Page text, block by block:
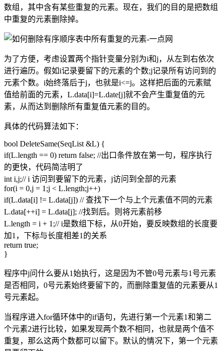
数组，其中含有某些重复的元素。现在，我们的目的是把数组
中重复的元素删除掉。
为了方便，考虑设置两个指针变量分别为i和j，从左到右依次
进行遍历。假如i记录要留下的元素的个数;j记录所有访问到的
元素个数。i始终落后于j，也就是i<=j。这样把后面的元素赋
值给前面的元素，L.data[i]=L.date[j]就不会产生重复值的元
素，从而达到删除所有重复值元素的目的。
具体的代码算法如下：
bool DeleteSame(SeqList &L) {
if(L.length == 0) return false; //出口条件放在第一句，程序执行
的更快，代码简洁明了
int i,j;// i 访问到要留下的元素，j访问到全部的元素
for(i = 0,j = 1;j < L.length;j++)
if(L.data[i] != L.data[j]) // 查找下一个与上个元素值不同的元素
L.data[++i] = L.data[j]; //找到后。则将元素前移
L.length = i + 1;// i是数组下标，从0开始，要反映数组的长度要
加1，下标与长度相差1的关系
return true;
}
程序中j问什么要从1始执行，这是因为不管0号元素与1号元素
是否相同，0号元素始终要留下的，而删除重复值的元素要从1
号元素起。
当程序进入for循环体中的if语句，先进行第一个元素1和第二
个元素2进行比较，如果发现两个数不相同，也就是两个值不
重复，那么这两个数都可以留下。默认的情况下，第一个元素